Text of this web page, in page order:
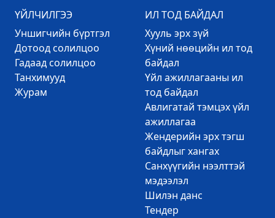
ҮЙЛЧИЛГЭЭ
Уншигчийн бүртгэл
Дотоод солилцоо
Гадаад солилцоо
Танхимууд
Журам
ИЛ ТОД БАЙДАЛ
Хууль эрх зүй
Хүний нөөцийн ил тод
байдал
Үйл ажиллагааны ил
тод байдал
Авлигатай тэмцэх үйл
ажиллагаа
Жендерийн эрх тэгш
байдлыг хангах
Санхүүгийн нээлттэй
мэдээлэл
Шилэн данс
Тендер